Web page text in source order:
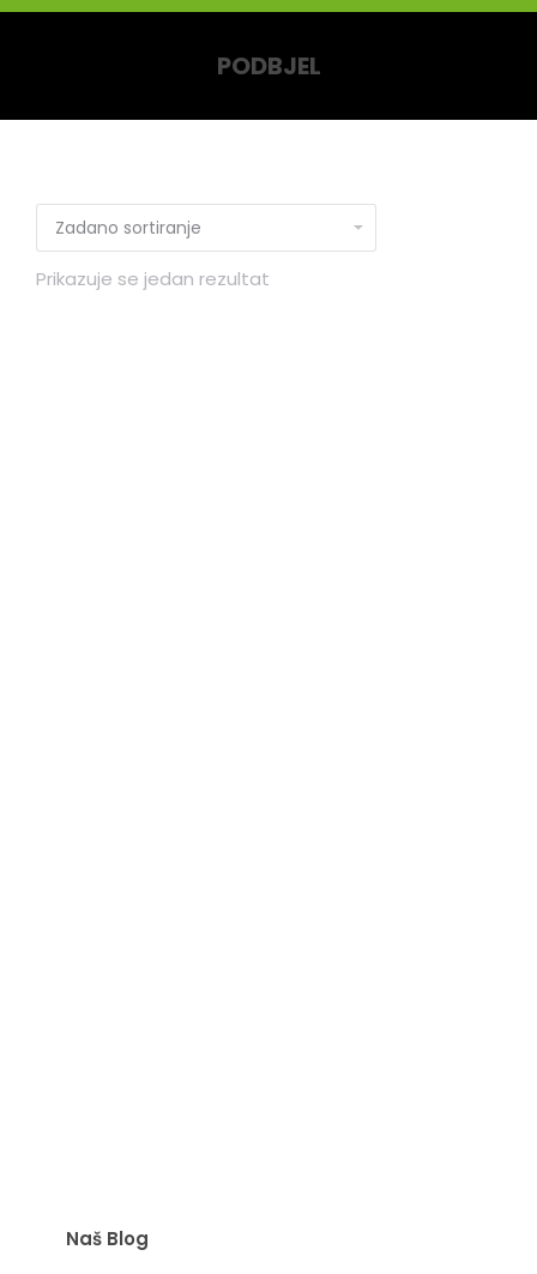
PODBJEL
Prikazuje se jedan rezultat
Naš Blog